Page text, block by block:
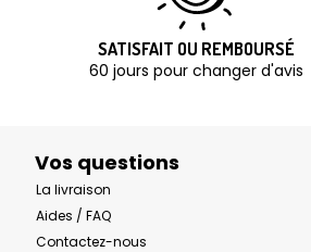
SATISFAIT OU REMBOURSÉ
60 jours pour changer d'avis
Vos questions
La livraison
Aides / FAQ
Contactez-nous